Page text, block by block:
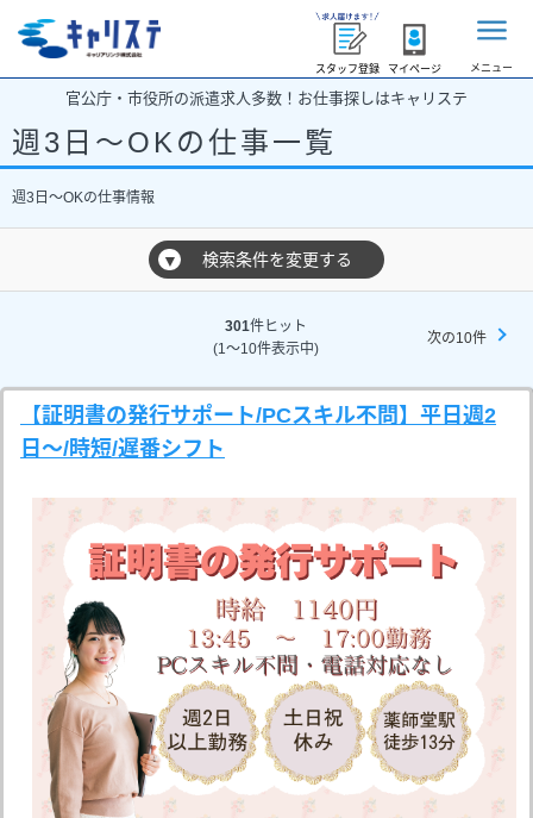
スタッフ登録 マイページ メニュー
官公庁・市役所の派遣求人多数！お仕事探しはキャリステ
週3日～OKの仕事一覧
週3日～OKの仕事情報
▼ 検索条件を変更する
301件ヒット
(1～10件表示中)
次の10件
【証明書の発行サポート/PCスキル不問】平日週2
日～/時短/遅番シフト